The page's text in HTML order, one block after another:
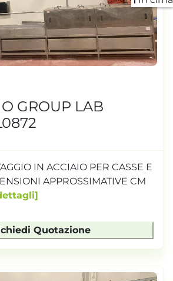
GROUP LAB
IN ACCIAIO PER CASSE E
APPROSSIMATIVE CM
Quotazione